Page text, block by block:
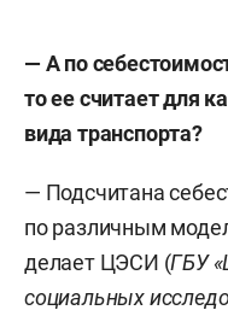
— А по
то ее считает для
вида транспорта?
— Подсчитана
по различным
делает ЦЭСИ (ГБУ
социальных